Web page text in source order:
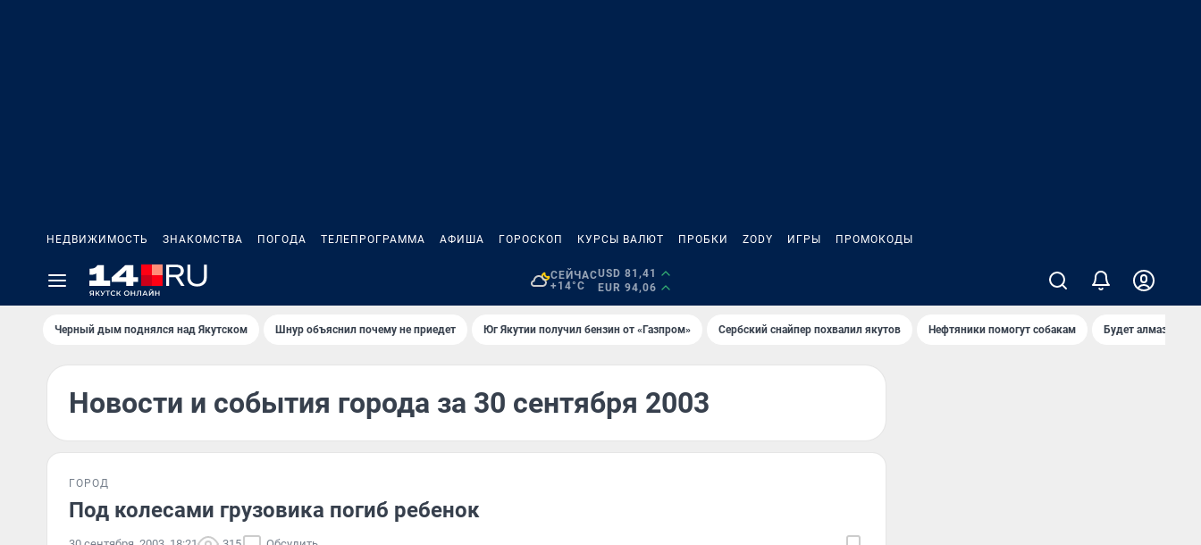
НЕДВИЖИМОСТЬ ЗНАКОМСТВА ПОГОДА ТЕЛЕПРОГРАММА АФИША ГОРОСКОП КУРСЫ ВАЛЮТ ПРОБКИ ZODY ИГРЫ ПРОМОКОДЫ
СЕЙЧАС
+14°C
USD 81,41
EUR 94,06
Черный дым поднялся над Якутском Шнур объяснил почему не приедет Юг Якутии получил бензин от «Газпром» Сербский снайпер похвалил якутов Нефтяники помогут собакам Будет алмазный
Новости и события города за 30 сентября 2003
ГОРОД
Под колесами грузовика погиб ребенок